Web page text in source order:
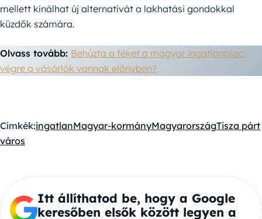
mellett kínálhat új alternatívát a lakhatási gondokkal
küzdők számára.
Olvass tovább: Behúzta a féket a magyar ingatlanpiac:
végre a vásárlók vannak előnyben?
Címkék:ingatlanMagyar-kormányMagyarországTisza párt
város
Itt állíthatod be, hogy a Google
keresőben elsők között legyen a